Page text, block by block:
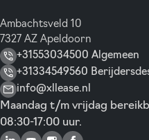
Ambachtsveld 10
7327 AZ Apeldoorn
+31553034500 Algemeen
+31334549560
info@xllease.nl
Maandag t/m vrijdag
08:30-17:00 uur.